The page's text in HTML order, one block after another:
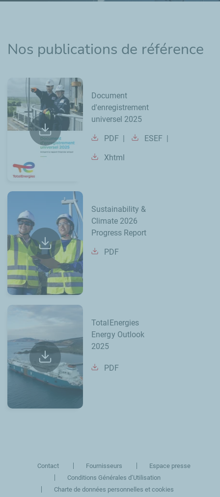
Nos publications de référence
Document
d'enregistrement
universel 2025
PDF ESEF
Xhtml
Sustainability &
Climate 2026
Progress Report
PDF
TotalEnergies
Energy Outlook
2025
PDF
Contact Fournisseurs
Espace presse
Conditions Générales d’Utilisation
Charte de données personnelles et cookies